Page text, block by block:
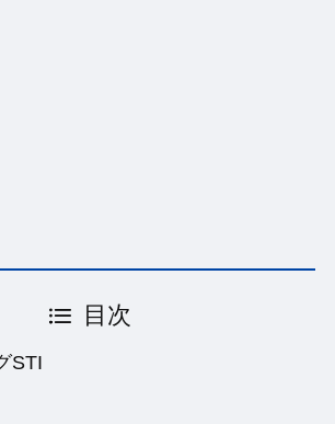
目次
STI